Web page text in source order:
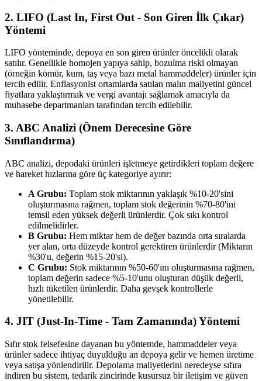
2. LIFO (Last In, First Out - Son Giren İlk Çıkar)
Yöntemi
LIFO yönteminde, depoya en son giren ürünler öncelikli olarak
satılır. Genellikle homojen yapıya sahip, bozulma riski olmayan
(örneğin kömür, kum, taş veya bazı metal hammaddeler) ürünler için
tercih edilir. Enflasyonist ortamlarda satılan malın maliyetini güncel
fiyatlara yaklaştırmak ve vergi avantajı sağlamak amacıyla da
muhasebe departmanları tarafından tercih edilebilir.
3. ABC Analizi (Önem Derecesine Göre
Sınıflandırma)
ABC analizi, depodaki ürünleri işletmeye getirdikleri toplam değere
ve hareket hızlarına göre üç kategoriye ayırır:
A Grubu: Toplam stok miktarının yaklaşık %10-20'sini
oluşturmasına rağmen, toplam stok değerinin %70-80'ini
temsil eden yüksek değerli ürünlerdir. Çok sıkı kontrol
edilmelidirler.
B Grubu: Hem miktar hem de değer bazında orta sıralarda
yer alan, orta düzeyde kontrol gerektiren ürünlerdir (Miktarın
%30'u, değerin %15-20'si).
C Grubu: Stok miktarının %50-60'ını oluşturmasına rağmen,
toplam değerin sadece %5-10'unu oluşturan düşük değerli,
hızlı tüketilen ürünlerdir. Daha gevşek kontrollerle
yönetilebilir.
4. JIT (Just-In-Time - Tam Zamanında) Yöntemi
Sıfır stok felsefesine dayanan bu yöntemde, hammaddeler veya
ürünler sadece ihtiyaç duyulduğu an depoya gelir ve hemen üretime
veya satışa yönlendirilir. Depolama maliyetlerini neredeyse sıfıra
indiren bu sistem, tedarik zincirinde kusursuz bir iletişim ve güven